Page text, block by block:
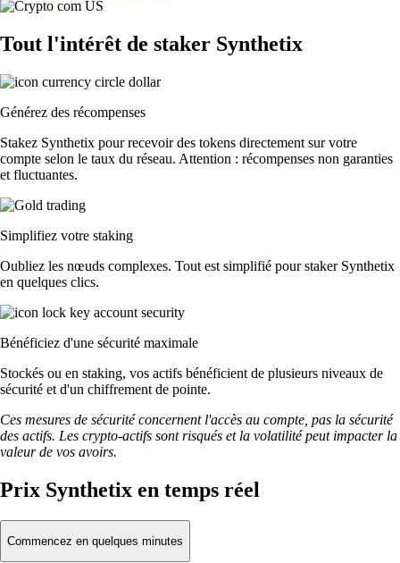
Tout l'intérêt de staker Synthetix
Générez des récompenses
Stakez Synthetix pour recevoir des tokens directement sur votre
compte selon le taux du réseau. Attention : récompenses non garanties
et fluctuantes.
Simplifiez votre staking
Oubliez les nœuds complexes. Tout est simplifié pour staker Synthetix
en quelques clics.
Bénéficiez d'une sécurité maximale
Stockés ou en staking, vos actifs bénéficient de plusieurs niveaux de
sécurité et d'un chiffrement de pointe.
Ces mesures de sécurité concernent l'accès au compte, pas la sécurité
des actifs. Les crypto-actifs sont risqués et la volatilité peut impacter la
valeur de vos avoirs.
Prix Synthetix en temps réel
Commencez en quelques minutes